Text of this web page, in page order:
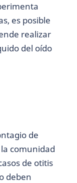
es posible
realizar
del oído
de
comunidad
de otitis
deben